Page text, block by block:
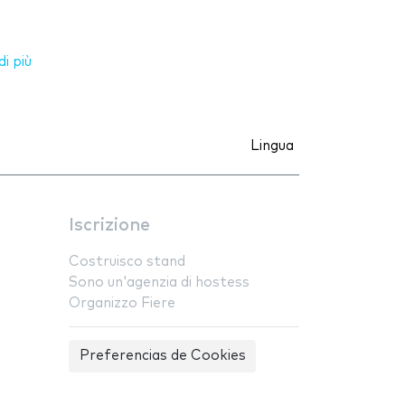
più
Lingua
Iscrizione
Costruisco stand
Sono un'agenzia di hostess
Organizzo Fiere
Preferencias de Cookies